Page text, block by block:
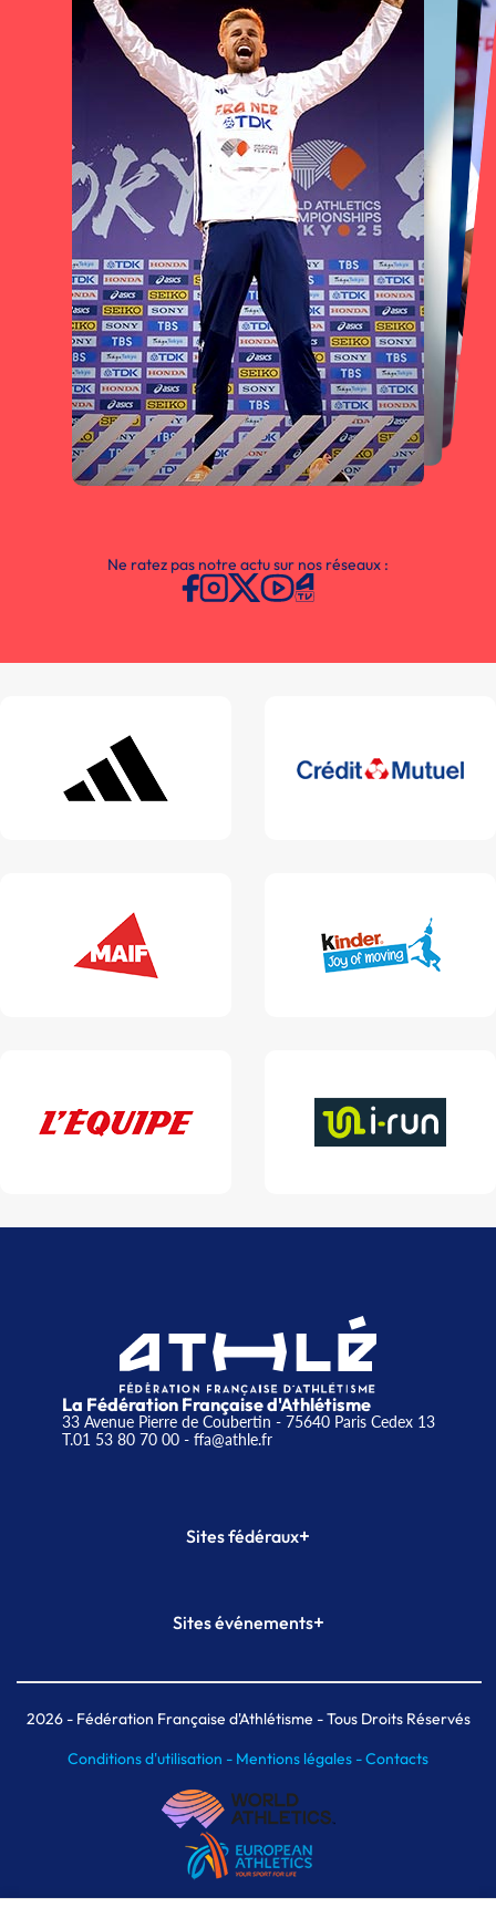
Ne ratez pas notre actu sur nos réseaux :
La Fédération Française d'Athlétisme
33 Avenue Pierre de Coubertin - 75640 Paris Cedex 13
T.01 53 80 70 00- ffa@athle.fr
Sites fédéraux+
Plateforme Formation
Sites événements+
Meeting de Paris indoor
MAIF Ekiden de Paris
2026- Fédération Française d'Athlétisme - Tous Droits Réservés
Conditions d'utilisation - Mentions légales -Contacts